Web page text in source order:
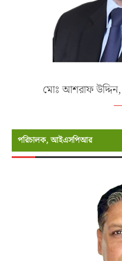
মোঃ আশরাফ উদ্দিন,
পরিচালক, আইএসপিআর